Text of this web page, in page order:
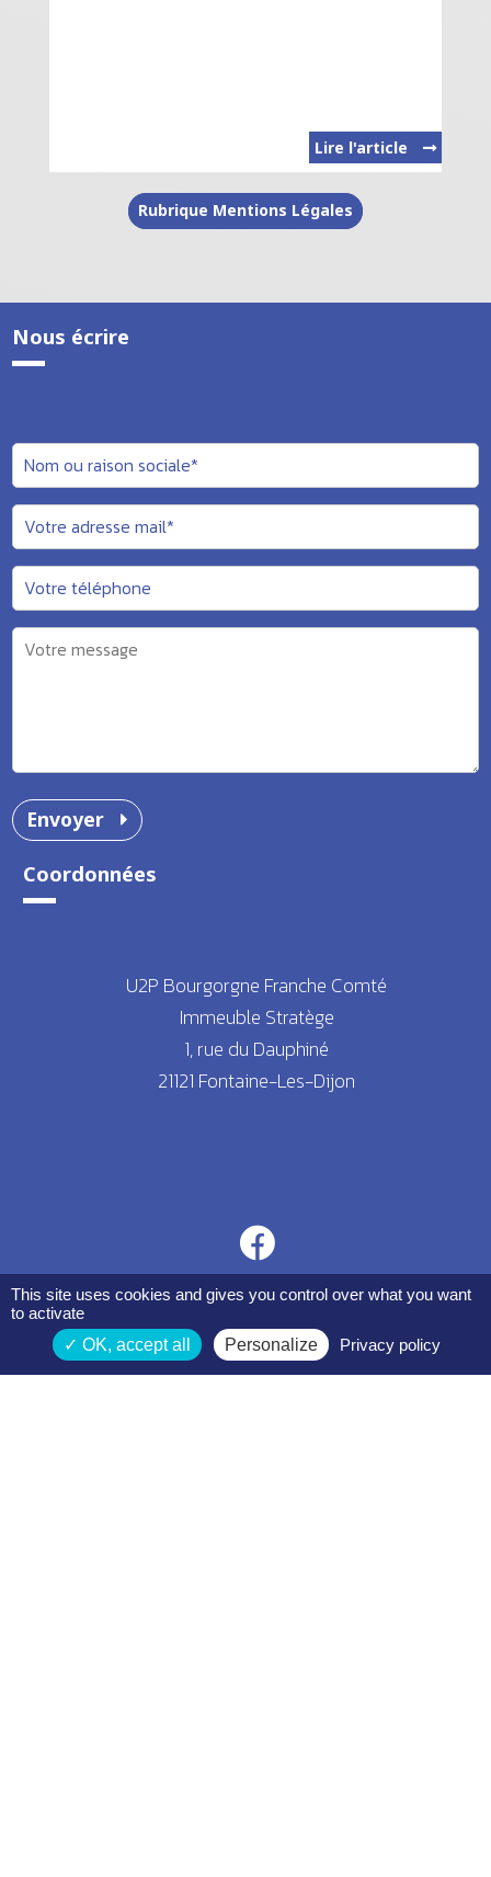
Espace membres
Lire l'article
Rubrique Mentions Légales
Nous écrire
Envoyer
Coordonnées
U2P Bourgorgne Franche Comté
Immeuble Stratège
1, rue du Dauphiné
21121 Fontaine-Les-Dijon
This site uses cookies and gives you control over what you want
to activate
OK, accept all
Personalize Privacy policy